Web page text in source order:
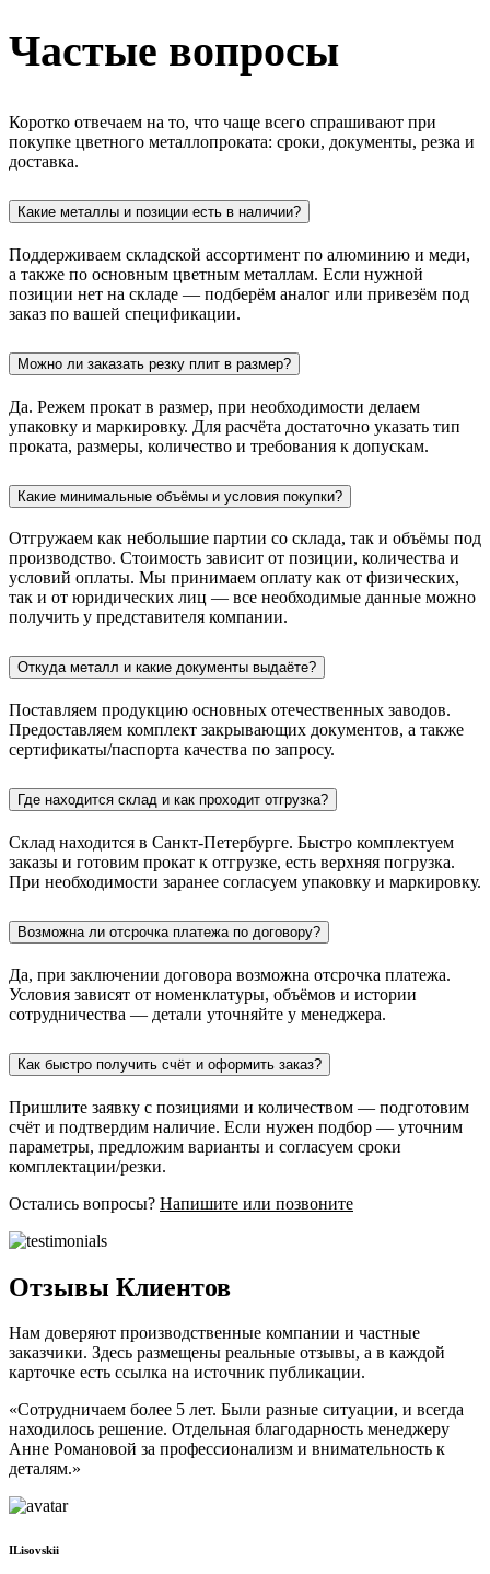
Частые вопросы
Коротко отвечаем на то, что чаще всего спрашивают при
покупке цветного металлопроката: сроки, документы, резка и
доставка.
Какие металлы и позиции есть в наличии?
Поддерживаем складской ассортимент по алюминию и меди,
а также по основным цветным металлам. Если нужной
позиции нет на складе — подберём аналог или привезём под
заказ по вашей спецификации.
Можно ли заказать резку плит в размер?
Да. Режем прокат в размер, при необходимости делаем
упаковку и маркировку. Для расчёта достаточно указать тип
проката, размеры, количество и требования к допускам.
Какие минимальные объёмы и условия покупки?
Отгружаем как небольшие партии со склада, так и объёмы под
производство. Стоимость зависит от позиции, количества и
условий оплаты. Мы принимаем оплату как от физических,
так и от юридических лиц — все необходимые данные можно
получить у представителя компании.
Откуда металл и какие документы выдаёте?
Поставляем продукцию основных отечественных заводов.
Предоставляем комплект закрывающих документов, а также
сертификаты/паспорта качества по запросу.
Где находится склад и как проходит отгрузка?
Склад находится в Санкт-Петербурге. Быстро комплектуем
заказы и готовим прокат к отгрузке, есть верхняя погрузка.
При необходимости заранее согласуем упаковку и маркировку.
Возможна ли отсрочка платежа по договору?
Да, при заключении договора возможна отсрочка платежа.
Условия зависят от номенклатуры, объёмов и истории
сотрудничества — детали уточняйте у менеджера.
Как быстро получить счёт и оформить заказ?
Пришлите заявку с позициями и количеством — подготовим
счёт и подтвердим наличие. Если нужен подбор — уточним
параметры, предложим варианты и согласуем сроки
комплектации/резки.
Остались вопросы? Напишите или позвоните
Отзывы Клиентов
Нам доверяют производственные компании и частные
заказчики. Здесь размещены реальные отзывы, а в каждой
карточке есть ссылка на источник публикации.
«Сотрудничаем более 5 лет. Были разные ситуации, и всегда
находилось решение. Отдельная благодарность менеджеру
Анне Романовой за профессионализм и внимательность к
деталям.»
ILisovskii